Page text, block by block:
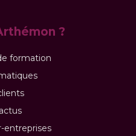
?
formation
entreprises